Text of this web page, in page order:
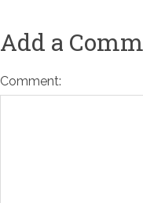
Add a
Comment: